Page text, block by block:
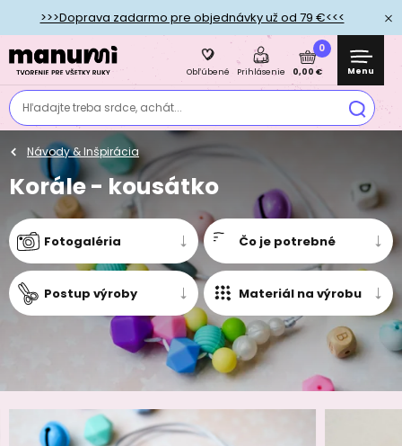
>>>Doprava zadarmo pre objednávky už od 79 €<<<
Hľadajte treba srdce, achát...
Obľúbené Prihlásenie
0
0,00 € Menu
Návody & Inšpirácia
Korále - kousátko
Fotogaléria Čo je potrebné
Postup výroby Materiál na výrobu